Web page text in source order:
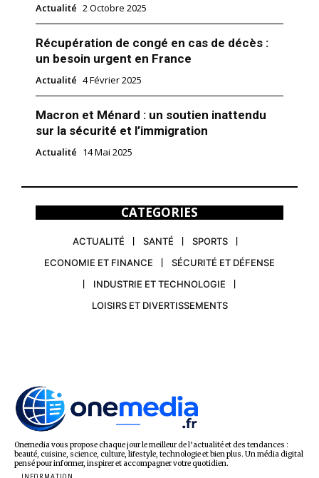
Actualité 2 Octobre 2025
Récupération de congé en cas de décès :
un besoin urgent en France
Actualité 4 Février 2025
Macron et Ménard : un soutien inattendu
sur la sécurité et l’immigration
Actualité 14 Mai 2025
CATEGORIES
ACTUALITÉ SANTÉ
SPORTS
ECONOMIE ET FINANCE
SÉCURITÉ ET DÉFENSE
INDUSTRIE ET TECHNOLOGIE
LOISIRS ET DIVERTISSEMENTS
Onemedia vous propose chaque jour le meilleur de l’actualité et des tendances :
beauté, cuisine, science, culture, lifestyle, technologie et bien plus. Un média digital
pensé pour informer, inspirer et accompagner votre quotidien.
INFORMATION